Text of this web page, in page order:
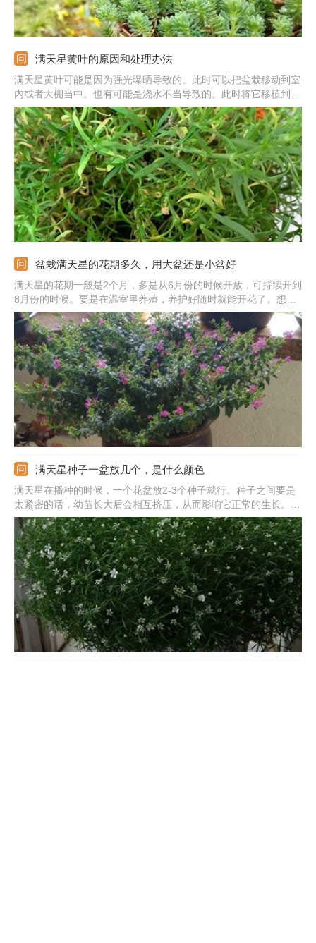
满天星黄叶的原因和处理办法
满天星黄叶可能是因为强光曝晒导致的。此时可以把盆栽移动到室
内或者大棚当中。也有可能是浇水不当导致的。此时将它移植到松
软湿润的新土中精心呵护即可恢复如初。还有可能是所用的药械残
余除草剂，对它造成了伤害。此时，应及时清理已经死亡的叶片，
然后移栽养护即可。
盆栽满天星的花期多久，用大盆还是小盆好
满天星的花期一般是2个月，多是从6月份的时候开放，可持续开到
8月份的时候。要是在温室里养殖，养护好随时就能开花了。想要
开花更好更久，需合理浇水，但不能浇水太多，土壤不干就行。花
期不能缺光，要放在光线好的位置养。在植株幼苗期可用小盆，直
径在10cm即可，成株的话则要用大口径的花盆。
满天星种子一盆放几个，是什么颜色
满天星在播种的时候，一个花盆放2-3个种子就行。种子之间要是
太紧密的话，幼苗长大后会相互挤压，从而影响它正常的生长。若
种植的是大花品种，每盆1个种子就行。满天星鲜花的颜色较少，
一般只有白色、粉红色和玫瑰红色。干花颜色则较多，有粉色、黄
色、绿色、蓝色等。